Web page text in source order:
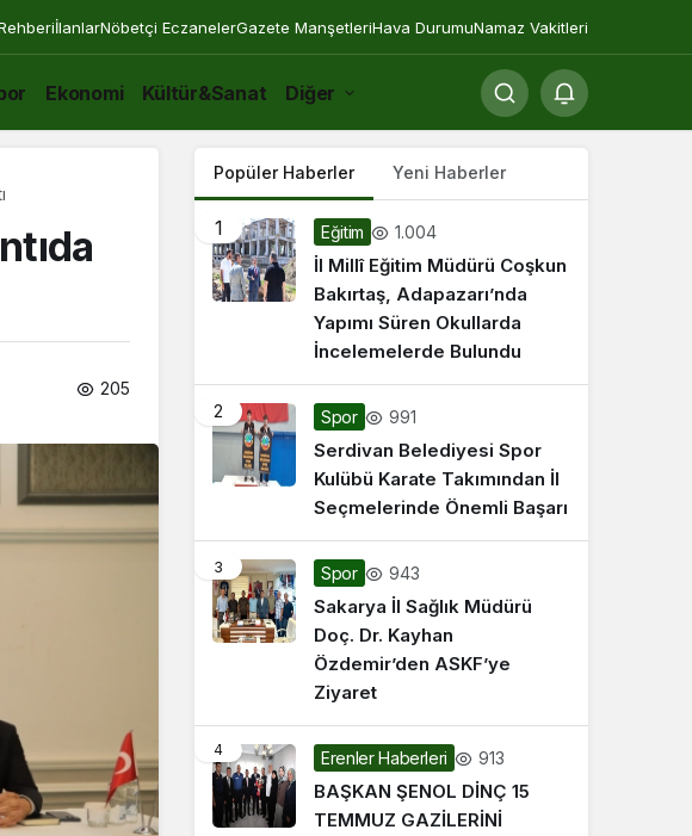
İlanlarNöbetçi EczanelerGazete ManşetleriHava DurumuNamaz Vakitleri
Ekonomi Kültür&Sanat Diğer
205
Popüler Haberler Yeni Haberler
1 Eğitim 1.004
İl Millî Eğitim Müdürü Coşkun
Bakırtaş, Adapazarı’nda
Yapımı Süren Okullarda
İncelemelerde Bulundu
2 Spor 991
Serdivan Belediyesi Spor
Kulübü Karate Takımından İl
Seçmelerinde Önemli Başarı
3 Spor 943
Sakarya İl Sağlık Müdürü
Doç. Dr. Kayhan
Özdemir’den ASKF’ye
Ziyaret
4 Erenler Haberleri 913
BAŞKAN ŞENOL DİNÇ 15
TEMMUZ GAZİLERİNİ